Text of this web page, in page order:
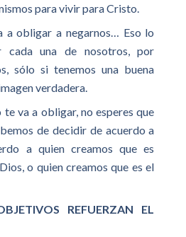
para vivir para Cristo.
a obligar a negarnos… Eso lo
cada una de nosotros, por
sólo si tenemos una buena
verdadera.
va a obligar, no esperes que
de decidir de acuerdo a
a quien creamos que es
o quien creamos que es el
REFUERZAN EL